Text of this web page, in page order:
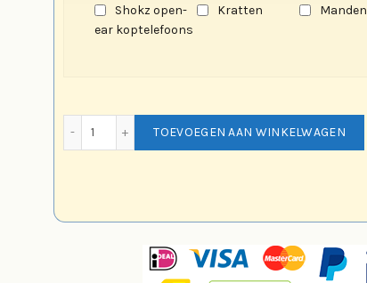
Shokz open-
ear koptelefoons
Kratten Manden
TOEVOEGEN AAN WINKELWAGEN